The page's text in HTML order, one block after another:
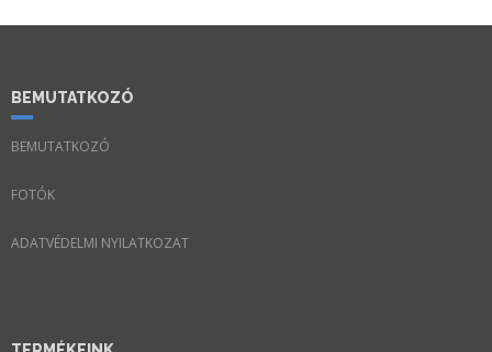
BEMUTATKOZÓ
BEMUTATKOZÓ
FOTÓK
ADATVÉDELMI NYILATKOZAT